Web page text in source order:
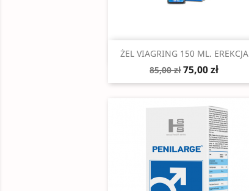
Szybki podgląd
ŻEL VIAGRING 150 ML. EREKCJA
85,00 zł 75,00 zł